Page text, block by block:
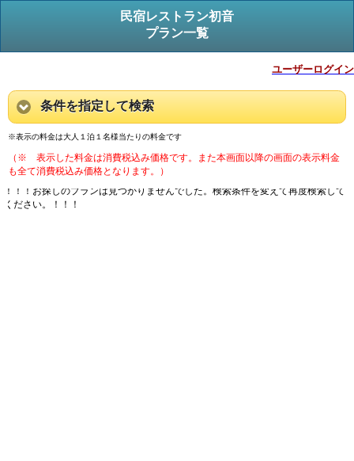
民宿レストラン初音
プラン一覧
ユーザーログイン
条件を指定して検索
※表示の料金は大人１泊１名様当たりの料金です
（※ 表示した料金は消費税込み価格です。また本画面以降の画面の表示料金
も全て消費税込み価格となります。）
！！！お探しのプランは見つかりませんでした。検索条件を変えて再度検索して
ください。！！！